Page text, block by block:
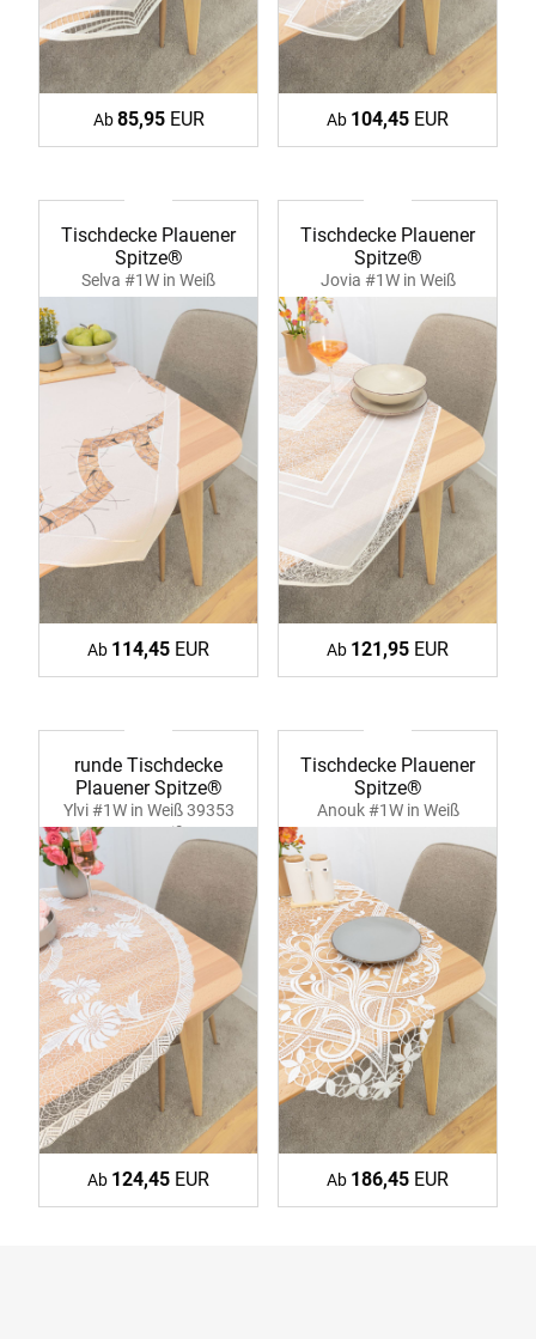
Ab85,95EUR Ab 104,45 EUR
Tischdecke Plauener
Spitze®
Selva #1W in Weiß
39357 ecru
Ab 114,45 EUR
Tischdecke Plauener
Spitze®
Jovia #1W in Weiß
Ab 121,95 EUR
runde Tischdecke
Plauener Spitze®
Ylvi #1W in Weiß 39353
ecru-weiß
Ab 124,45 EUR
Tischdecke Plauener
Spitze®
Anouk #1W in Weiß
39363 ecru
Ab 186,45 EUR